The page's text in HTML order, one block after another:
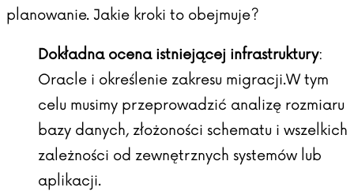
planowanie. Jakie kroki to obejmuje?
Dokładna ocena istniejącej infrastruktury:
Oracle i określenie zakresu migracji.W tym
celu musimy przeprowadzić analizę rozmiaru
bazy danych, złożoności schematu i wszelkich
zależności od zewnętrznych systemów lub
aplikacji.